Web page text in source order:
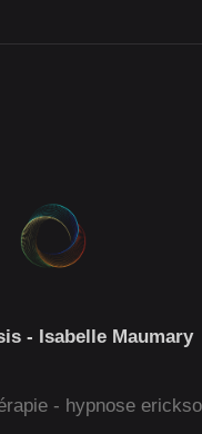
- Isabelle Maumary
- hypnose